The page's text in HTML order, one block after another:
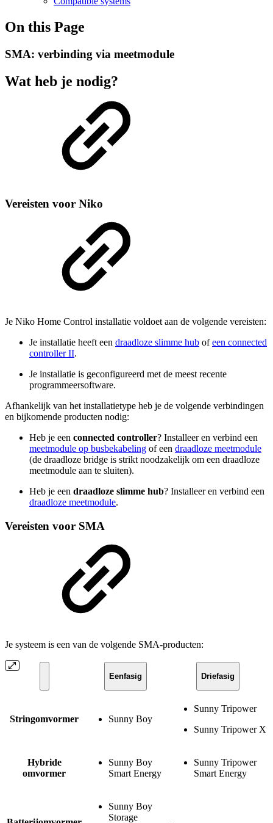
On this Page
SMA: verbinding via meetmodule
Wat heb je nodig?
Vereisten voor Niko
Je Niko Home Control installatie voldoet aan de volgende vereisten:
Je installatie heeft een draadloze slimme hub ofeen connected
controller II.
Je installatie is geconfigureerd met de meest recente
programmeersoftware.
Afhankelijk van het installatietype heb je de volgende verbindingen
en bijkomende producten nodig:
Heb je een connected controller? Installeer en verbind een
meetmodule op busbekabeling of een draadloze meetmodule
(de draadloze bridge is strikt noodzakelijk om een draadloze
meetmodule aan te sluiten).
Heb je een draadloze slimme hub? Installeer en verbind een
draadloze meetmodule.
Vereisten voor SMA
Je systeem is een van de volgende SMA-producten:
Eenfasig Driefasig
Stringomvormer Sunny Boy
Sunny Tripower
Sunny Tripower X
Hybride
omvormer
Sunny Boy
Smart Energy
Sunny Tripower
Smart Energy
Sunny Boy
Storage